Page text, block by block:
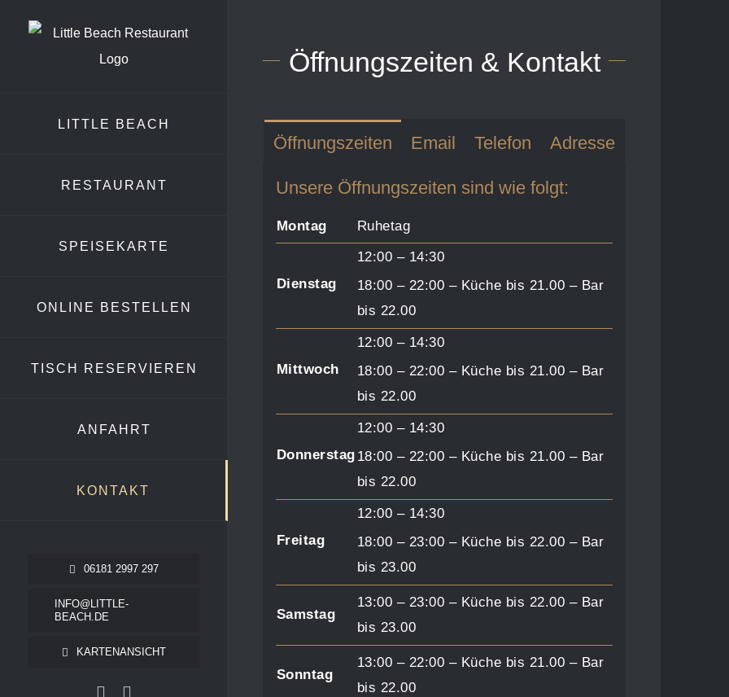
Inhalt
LITTLE BEACH
RESTAURANT
SPEISEKARTE
ONLINE BESTELLEN
TISCH RESERVIEREN
ANFAHRT
KONTAKT
06181 2997 297
INFO@LITTLE-
BEACH.DE
KARTENANSICHT
Öffnungszeiten & Kontakt
Öffnungszeiten Email Telefon Adresse
Unsere Öffnungszeiten sind wie folgt:
Montag Ruhetag
Dienstag
12:00 – 14:30
18:00 – 22:00 – Küche bis 21.00 – Bar
bis 22.00
Mittwoch
12:00 – 14:30
18:00 – 22:00 – Küche bis 21.00 – Bar
bis 22.00
Donnerstag
12:00 – 14:30
18:00 – 22:00 – Küche bis 21.00 – Bar
bis 22.00
Freitag
12:00 – 14:30
18:00 – 23:00 – Küche bis 22.00 – Bar
bis 23.00
Samstag
13:00 – 23:00 – Küche bis 22.00 – Bar
bis 23.00
Sonntag
13:00 – 22:00 – Küche bis 21.00 – Bar
bis 22.00